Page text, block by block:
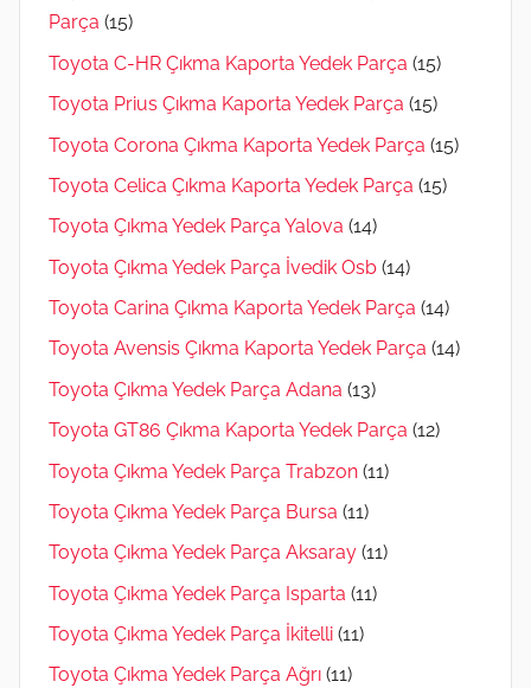
Parça (15)
Toyota C-HR Çıkma Kaporta Yedek Parça (15)
Toyota Prius Çıkma Kaporta Yedek Parça (15)
Toyota Corona Çıkma Kaporta Yedek Parça (15)
Toyota Celica Çıkma Kaporta Yedek Parça (15)
Toyota Çıkma Yedek Parça Yalova (14)
Toyota Çıkma Yedek Parça İvedik Osb (14)
Toyota Carina Çıkma Kaporta Yedek Parça (14)
Toyota Avensis Çıkma Kaporta Yedek Parça (14)
Toyota Çıkma Yedek Parça Adana (13)
Toyota GT86 Çıkma Kaporta Yedek Parça (12)
Toyota Çıkma Yedek Parça Trabzon (11)
Toyota Çıkma Yedek Parça Bursa (11)
Toyota Çıkma Yedek Parça Aksaray (11)
Toyota Çıkma Yedek Parça Isparta (11)
Toyota Çıkma Yedek Parça İkitelli (11)
Toyota Çıkma Yedek Parça Ağrı (11)